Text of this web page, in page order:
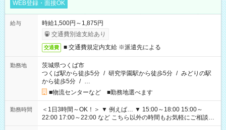
WEB登録・面接OK
給与
時給1,500円～1,875円
交通費別途支給あり
交通費 ■ 交通費規定内支給 ※派遣先による
勤務地
茨城県つくば市
つくば駅から徒歩5分 / 研究学園駅から徒歩5分 / みどりの駅
から徒歩5分 / …
■物流センターなど ■勤務地選べます
勤務時間
＜1日3時間～OK！＞ ▼ 例えば… ▼ 15:00～18:00 15:00～
22:00 17:00～22:00 など こちら以外の時間もお気軽にご相談く
ださい！